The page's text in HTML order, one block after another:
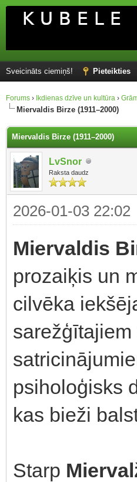
Sveicināts ciemiņš! Pieteikties
Forums › Ikdienas dzīve un kultūra ›
Miervaldis Birze (1911–2000)
Miervaldis Birze (1911–2000)
LvSnor
Raksta daudz
2026-01-03 22:02
Miervaldis
prozaiķis un
cilvēka
psiholoģisks
kas bieži
Starp